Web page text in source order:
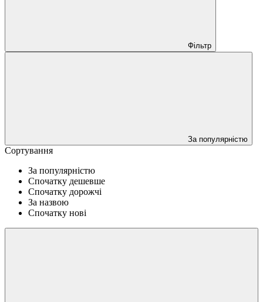
Фільтр
За популярністю
Сортування
За популярністю
Спочатку дешевше
Спочатку дорожчі
За назвою
Спочатку нові